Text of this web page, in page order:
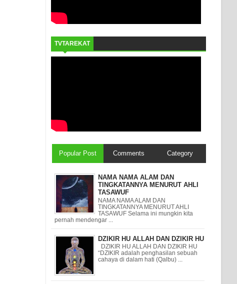
TVTAREKAT
Popular Post Comments Category
NAMA NAMA ALAM DAN
TINGKATANNYA MENURUT AHLI
TASAWUF
NAMA NAMA ALAM DAN
TINGKATANNYA MENURUT AHLI
TASAWUF Selama ini mungkin kita
pernah mendengar ...
DZIKIR HU ALLAH DAN DZIKIR HU
DZIKIR HU ALLAH DAN DZIKIR HU
“DZIKIR adalah penghasilan sebuah
cahaya di dalam hati (Qalbu) ...